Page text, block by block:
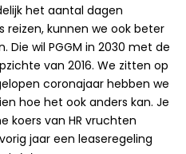
het aantal dagen
kunnen we ook beter
wil PGGM in 2030 met de
van 2016. We zitten op
coronajaar hebben we
hoe het ook anders kan. Je
koers van HR vruchten
jaar een leaseregeling